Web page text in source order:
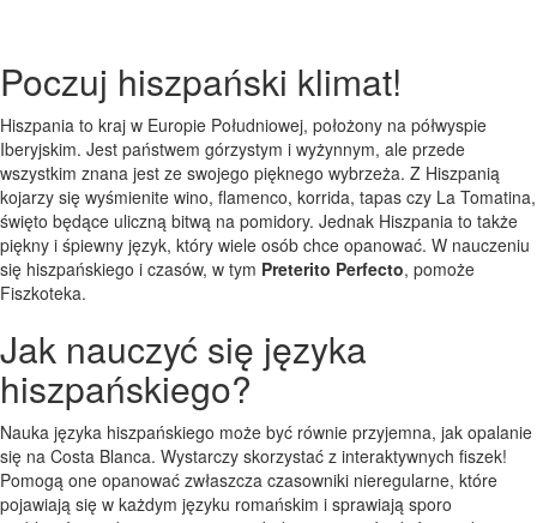
Poczuj hiszpański klimat!
Hiszpania to kraj w Europie Południowej, położony na półwyspie
Iberyjskim. Jest państwem górzystym i wyżynnym, ale przede
wszystkim znana jest ze swojego pięknego wybrzeża. Z Hiszpanią
kojarzy się wyśmienite wino, flamenco, korrida, tapas czy La Tomatina,
święto będące uliczną bitwą na pomidory. Jednak Hiszpania to także
piękny i śpiewny język, który wiele osób chce opanować. W nauczeniu
się hiszpańskiego i czasów, w tym Preterito Perfecto, pomoże
Fiszkoteka.
Jak nauczyć się języka
hiszpańskiego?
Nauka języka hiszpańskiego może być równie przyjemna, jak opalanie
się na Costa Blanca. Wystarczy skorzystać z interaktywnych fiszek!
Pomogą one opanować zwłaszcza czasowniki nieregularne, które
pojawiają się w każdym języku romańskim i sprawiają sporo